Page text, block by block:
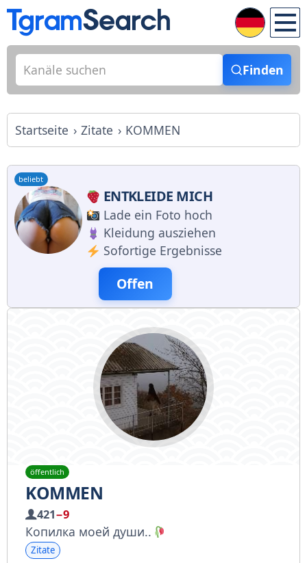
Finden
Startseite Zitate KOMMEN
beliebt
ENTKLEIDE MICH
Lade ein Foto hoch
Kleidung ausziehen
Sofortige Ergebnisse
Offen
öffentlich
KOMMEN
421−9
Копилка моей души..
Zitate